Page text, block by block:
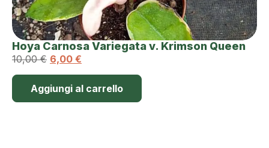
Hoya Carnosa Variegata v. Krimson Queen
10,00€ 6,00 €
Aggiungi al carrello